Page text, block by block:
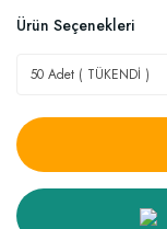
Ürün Seçenekleri